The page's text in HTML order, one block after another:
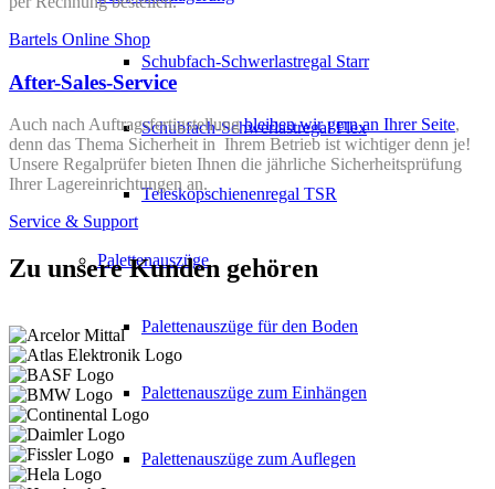
Schubfach-Schwerlastregal Starr
Schubfach-Schwerlastregal Flex
Teleskopschienenregal TSR
Palettenauszüge
Palettenauszüge für den Boden
Palettenauszüge zum Einhängen
Palettenauszüge zum Auflegen
Bartels Online Shop
After-Sales-Service
Auch nach Auftragsfertigstellungbleiben wir gern an Ihrer Seite,
denn das Thema Sicherheit in Ihrem Betrieb ist wichtiger denn je!
Unsere Regalprüfer bieten Ihnen die jährliche Sicherheitsprüfung
Ihrer Lagereinrichtungen an.
Service & Support
Zu unsere Kunden gehören